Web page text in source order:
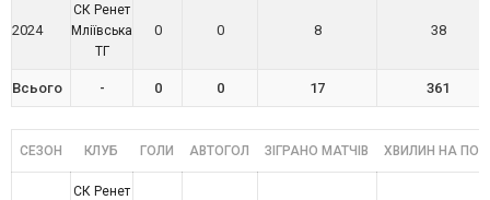
2024
СК Ренет
Мліївська
ТГ
0 0 8 38
Всього - 0 0 17 361
СЕЗОН КЛУБ ГОЛИ АВТОГОЛ ЗІГРАНО МАТЧІВ ХВИЛИН НА ПОЛІ
СК Ренет